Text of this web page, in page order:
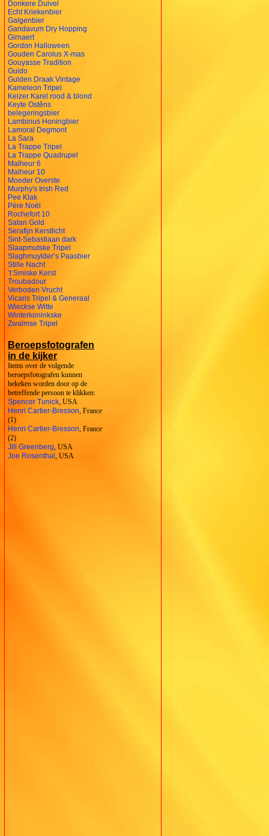
Donkere Duivel
Echt Kriekenbier
Galgenbier
Gandavum Dry Hopping
Girnaert
Gordon Halloween
Gouden Carolus X-mas
Gouyasse Tradition
Guido
Gulden Draak Vintage
Kameleon Tripel
Keizer Karel rood & blond
Keyte Ostêns
belegeringsbier
Lambinus Honingbier
Lamoral Degmont
La Sara
La Trappe Tripel
La Trappe Quadrupel
Malheur 6
Malheur 10
Moeder Overste
Murphy's Irish Red
Pee Klak
Père Noël
Rochefort 10
Satan Gold
Serafijn Kerstlicht
Sint-Sebastiaan dark
Slaapmutske Tripel
Slaghmuylder’s Paasbier
Stille Nacht
’t Smiske Kerst
Troubadour
Verboden Vrucht
Vicaris Tripel & Generaal
Wieckse Witte
Winterkoninkske
Zwalmse Tripel
Beroepsfotografen
in de kijker
Items over de volgende
beroepsfotografen kunnen
bekeken worden door op de
betreffende persoon te klikken:
Spencer Tunick , USA
Henri Cartier-Bresson , France
(1)
Henri Cartier-Bresson , France
(2)
Jill Greenberg , USA
Joe Rosenthal , USA